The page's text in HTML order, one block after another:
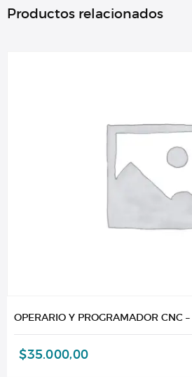
Productos relacionados
OPERARIO Y PROGRAMADOR CNC
$35.000,00